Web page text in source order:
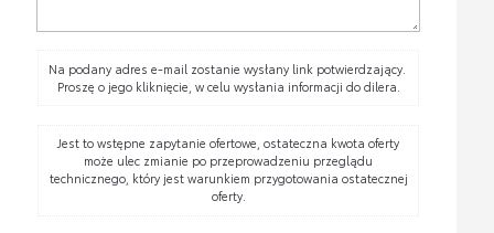
Na podany adres e-mail zostanie wysłany link potwierdzający.
Proszę o jego kliknięcie, w celu wysłania informacji do dilera.
Jest to wstępne zapytanie ofertowe, ostateczna kwota oferty
może ulec zmianie po przeprowadzeniu przeglądu
technicznego, który jest warunkiem przygotowania ostatecznej
oferty.